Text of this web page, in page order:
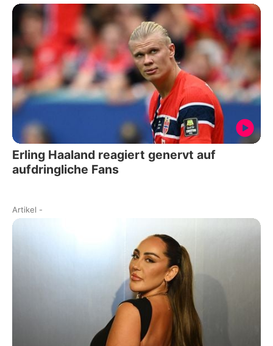
Erling Haaland reagiert genervt auf
aufdringliche Fans
Artikel -